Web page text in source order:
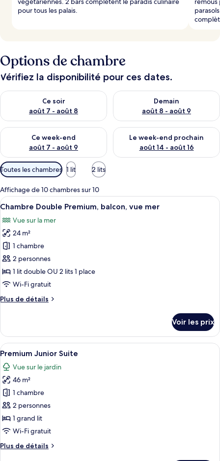
s
pour tous les palais.
Options de chambre
Vérifiez la disponibilité pour ces dates.
Ce soir
août 7 - août 8
Vérifier la disponibilité pour ce soir août 7 - août 8
Demain
août 8 - août 9
Vérifier la disponibilité pour
Ce week-end
août 7 - août 9
Vérifier la disponibilité pour ce week-end août 7 - août 9
Le week-end prochain
août 14 - août 16
Vérifier la disponibilité pour
Filtres
disponibles
pour
les
chambres
Toutes les chambres 1 lit 2 lits
Affichage de 10 chambres sur 10
Afficher
toutes
les
photos
pour
ce
type
de
chambre :
Chambre
balcon,
vue
mer
Une chambre d’hôtel moderne
8
Chambre Double Premium, balcon, vue mer
Vue sur la mer
24 m²
1 chambre
2 personnes
1 lit double OU 2 lits 1 place
Wi-Fi gratuit
Plus de détails
Plus
le
type
de
Chambre
Double
Premium,
balcon,
vue
mer
Voir les prix
Afficher
toutes
les
photos
pour
ce
type
de
chambre :
Premium
Un salon moderne comprenant un
10
Premium Junior Suite
Vue sur le jardin
46 m²
1 chambre
2 personnes
1 grand lit
Wi-Fi gratuit
Plus de détails
Plus